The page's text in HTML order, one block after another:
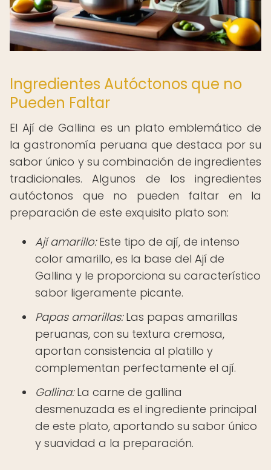
Ingredientes Autóctonos que no
Pueden Faltar
El Ají de Gallina es un plato emblemático de
la gastronomía peruana que destaca por su
sabor único y su combinación de ingredientes
tradicionales. Algunos de los ingredientes
autóctonos que no pueden faltar en la
preparación de este exquisito plato son:
Ají amarillo:Este tipo de ají, de intenso
color amarillo, es la base del Ají de
Gallina y le proporciona su característico
sabor ligeramente picante.
Papas amarillas:Las papas amarillas
peruanas, con su textura cremosa,
aportan consistencia al platillo y
complementan perfectamente el ají.
Gallina:La carne de gallina
desmenuzada es el ingrediente principal
de este plato, aportando su sabor único
y suavidad a la preparación.